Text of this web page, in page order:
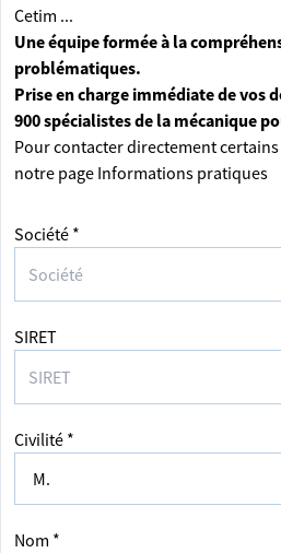
Cetim ...
Une équipe formée à la
problématiques.
Prise en charge immédiate de vos
900 spécialistes de la mécanique
Pour contacter directement
notre page Informations pratiques
Société *
SIRET
Civilité *
Nom *